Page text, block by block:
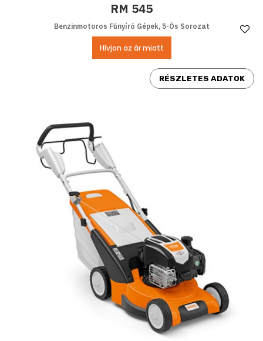
RM 545
Benzinmotoros Fűnyíró Gépek, 5-Ös Sorozat
Hívjon az ár miatt
RÉSZLETES ADATOK